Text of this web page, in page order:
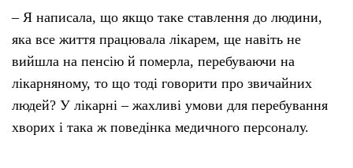
– Я написала, що якщо таке ставлення до людини,
яка все життя працювала лікарем, ще навіть не
вийшла на пенсію й померла, перебуваючи на
лікарняному, то що тоді говорити про звичайних
людей? У лікарні – жахливі умови для перебування
хворих і така ж поведінка медичного персоналу.